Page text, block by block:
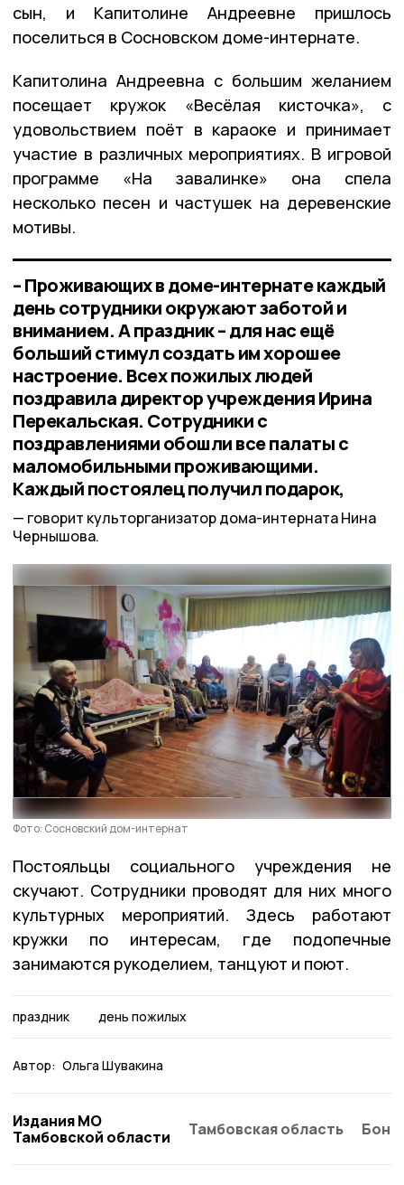
сын, и Капитолине Андреевне пришлось
поселиться в Сосновском доме-интернате.
Капитолина Андреевна с большим желанием
посещает кружок «Весёлая кисточка», с
удовольствием поёт в караоке и принимает
участие в различных мероприятиях. В игровой
программе «На завалинке» она спела
несколько песен и частушек на деревенские
мотивы.
– Проживающих в доме-интернате каждый
день сотрудники окружают заботой и
вниманием. А праздник – для нас ещё
больший стимул создать им хорошее
настроение. Всех пожилых людей
поздравила директор учреждения Ирина
Перекальская. Сотрудники с
поздравлениями обошли все палаты с
маломобильными проживающими.
Каждый постоялец получил подарок,
говорит культорганизатор дома-интерната Нина
Чернышова.
Фото: Сосновский дом-интернат
Постояльцы социального учреждения не
скучают. Сотрудники проводят для них много
культурных мероприятий. Здесь работают
кружки по интересам, где подопечные
занимаются рукоделием, танцуют и поют.
праздник день пожилых
Автор: Ольга Шувакина
Издания МО
Тамбовской области
Тамбовская область